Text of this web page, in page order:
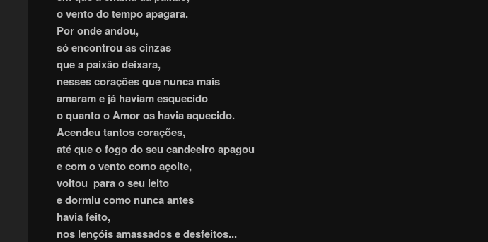
o vento do tempo apagara.
Por onde andou,
só encontrou as cinzas
que a paixão deixara,
nesses corações que nunca mais
amaram e já haviam esquecido
o quanto o Amor os havia aquecido.
Acendeu tantos corações,
até que o fogo do seu candeeiro apagou
e com o vento como açoite,
voltou para o seu leito
e dormiu como nunca antes
havia feito,
nos lençóis amassados e desfeitos...